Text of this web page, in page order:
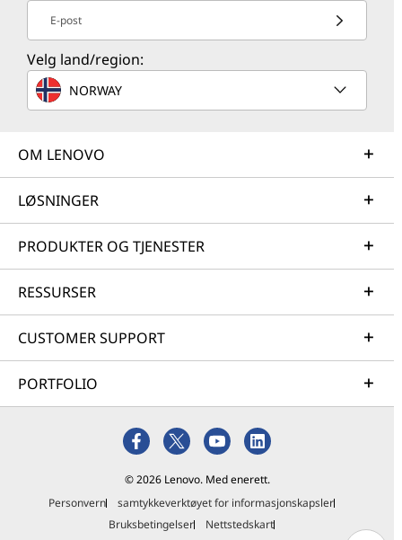
E-post
Velg land/region:
NORWAY
OM LENOVO
LØSNINGER
PRODUKTER OG TJENESTER
RESSURSER
CUSTOMER SUPPORT
PORTFOLIO
© 2026 Lenovo. Med enerett.
Personvern
samtykkeverktøyet for informasjonskapsler
Bruksbetingelser
Nettstedskart